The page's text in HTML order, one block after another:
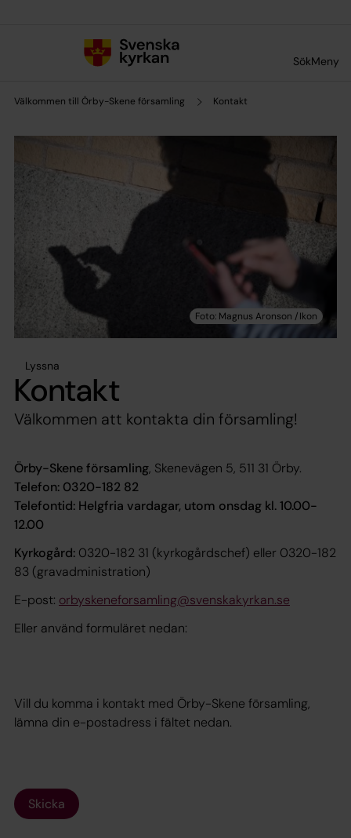
SökMeny
Välkommen till Örby-Skene församling Kontakt
Lyssna
Kontakt
Välkommen att kontakta din församling!
Örby-Skene församling, Skenevägen 5, 511 31 Örby.
Telefon: 0320-182 82
Telefontid: Helgfria vardagar, utom onsdag kl. 10.00-
12.00
Kyrkogård: 0320-182 31 (kyrkogårdschef) eller 0320-182
83 (gravadministration)
E-post: orbyskeneforsamling@svenskakyrkan.se
Eller använd formuläret nedan:
Vill du komma i kontakt med Örby-Skene församling,
lämna din e-postadress i fältet nedan.
Skicka